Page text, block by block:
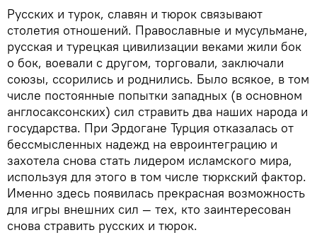
Русских и турок, славян и тюрок связывают
столетия отношений. Православные и мусульмане,
русская и турецкая цивилизации веками жили бок
о бок, воевали с другом, торговали, заключали
союзы, ссорились и роднились. Было всякое, в том
числе постоянные попытки западных (в основном
англосаксонских) сил стравить два наших народа и
государства. При Эрдогане Турция отказалась от
бессмысленных надежд на евроинтеграцию и
захотела снова стать лидером исламского мира,
используя для этого в том числе тюркский фактор.
Именно здесь появилась прекрасная возможность
для игры внешних сил — тех, кто заинтересован
снова стравить русских и тюрок.